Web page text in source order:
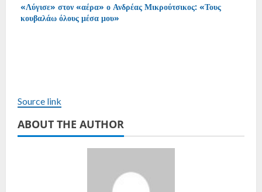
«Λύγισε» στον «αέρα» ο Ανδρέας Μικρούτσικος: «Τους
κουβαλάω όλους μέσα μου»
Source link
ABOUT THE AUTHOR